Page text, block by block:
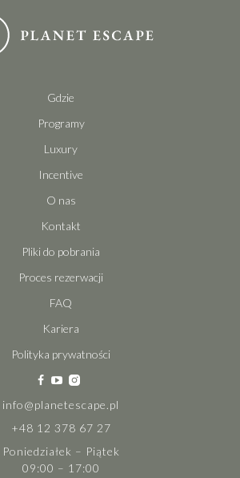
Gdzie
Programy
Luxury
Incentive
O nas
Kontakt
Pliki do pobrania
Proces rezerwacji
FAQ
Kariera
Polityka prywatności
info@planetescape.pl
+48 12 378 67 27
Poniedziałek – Piątek
09:00 – 17:00